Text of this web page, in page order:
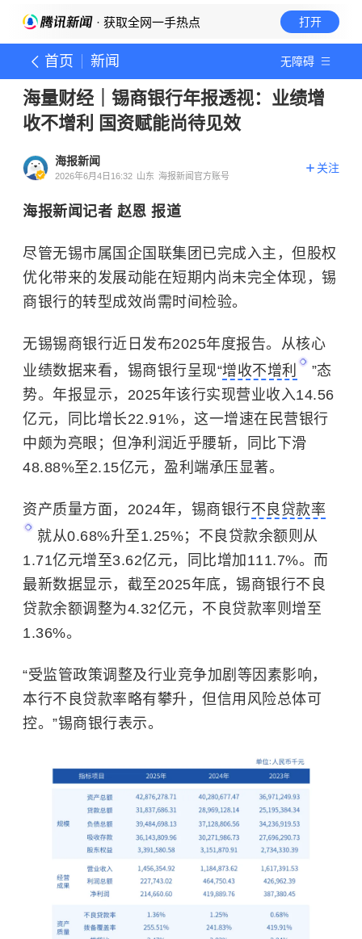
· 获取全网一手热点 打开
首页 新闻 无障碍
海量财经｜锡商银行年报透视：业绩增
收不增利 国资赋能尚待见效
海报新闻
2026年6月4日16:32 山东 海报新闻官方账号
关注
海报新闻记者 赵恩 报道
尽管无锡市属国企国联集团已完成入主，但股权
优化带来的发展动能在短期内尚未完全体现，锡
商银行的转型成效尚需时间检验。
无锡锡商银行近日发布2025年度报告。从核心
业绩数据来看，锡商银行呈现“增收不增利
”态
势。年报显示，2025年该行实现营业收入14.56
亿元，同比增长22.91%，这一增速在民营银行
中颇为亮眼；但净利润近乎腰斩，同比下滑
48.88%至2.15亿元，盈利端承压显著。
资产质量方面，2024年，锡商银行不良贷款率
就从0.68%升至1.25%；不良贷款余额则从
1.71亿元增至3.62亿元，同比增加111.7%。而
最新数据显示，截至2025年底，锡商银行不良
贷款余额调整为4.32亿元，不良贷款率则增至
1.36%。
“受监管政策调整及行业竞争加剧等因素影响，
本行不良贷款率略有攀升，但信用风险总体可
控。”锡商银行表示。